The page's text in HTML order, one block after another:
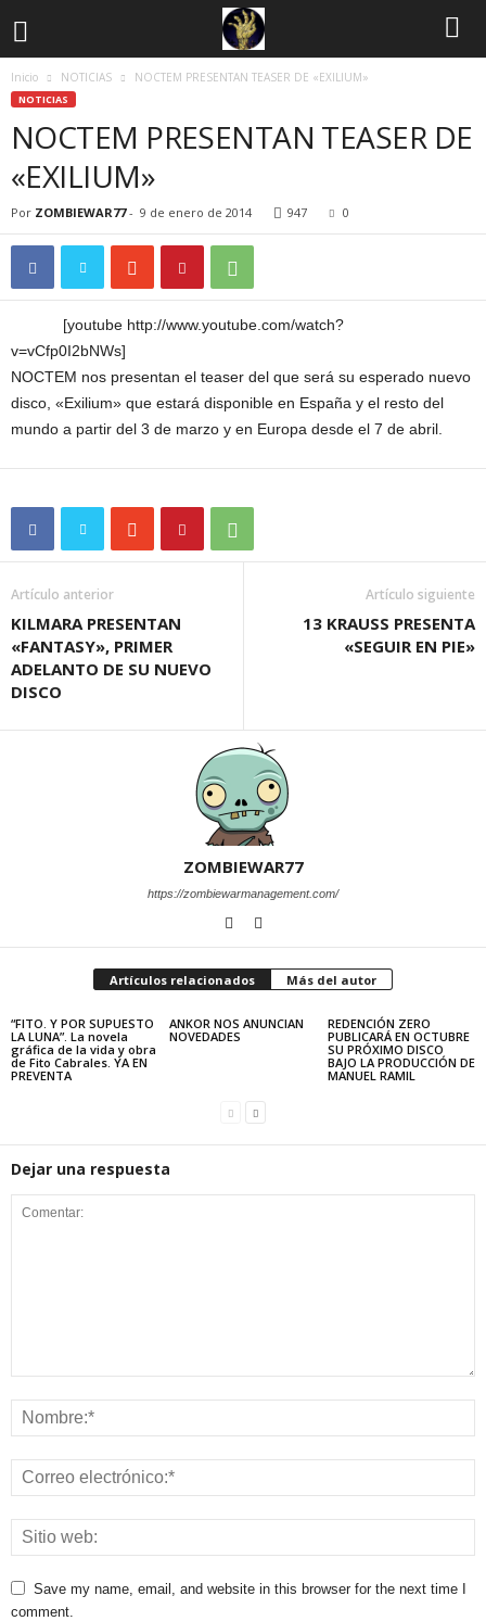
Inicio NOTICIAS NOCTEM PRESENTAN TEASER DE «EXILIUM»
NOTICIAS
NOCTEM PRESENTAN TEASER DE
«EXILIUM»
Por ZOMBIEWAR77- 9 de enero de 2014 947 0
[youtube http://www.youtube.com/watch?
v=vCfp0I2bNWs]
NOCTEM nos presentan el teaser del que será su esperado nuevo
disco, «Exilium» que estará disponible en España y el resto del
mundo a partir del 3 de marzo y en Europa desde el 7 de abril.
Artículo anterior
KILMARA PRESENTAN
«FANTASY», PRIMER
ADELANTO DE SU NUEVO
DISCO
Artículo siguiente
13 KRAUSS PRESENTA
«SEGUIR EN PIE»
ZOMBIEWAR77
https://zombiewarmanagement.com/
Artículos relacionados Más del autor
“FITO. Y POR SUPUESTO
LA LUNA”. La novela
gráfica de la vida y obra
de Fito Cabrales. YA EN
PREVENTA
ANKOR NOS ANUNCIAN
NOVEDADES
REDENCIÓN ZERO
PUBLICARÁ EN OCTUBRE
SU PRÓXIMO DISCO
BAJO LA PRODUCCIÓN DE
MANUEL RAMIL
Dejar una respuesta
Save my name, email, and website in this browser for the next time I
comment.